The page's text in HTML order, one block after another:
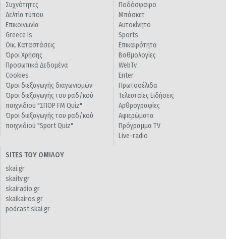
Συχνότητες
Δελτία τύπου
Επικοινωνία
Greece Is
Οικ. Καταστάσεις
Όροι Χρήσης
Προσωπικά Δεδομένα
Cookies
Όροι διεξαγωγής διαγωνισμών
Όροι διεξαγωγής του ραδ/κού
παιχνιδιού "ΣΠΟΡ FM Quiz"
Όροι διεξαγωγής του ραδ/κού
παιχνιδιού "Sport Quiz"
Ποδόσφαιρο
Μπάσκετ
Αυτοκίνητο
Sports
Επικαιρότητα
Βαθμολογίες
WebTv
Enter
Πρωτοσέλιδα
Τελευταίες Ειδήσεις
Αρθρογραφίες
Αφιερώματα
Πρόγραμμα TV
Live-radio
SITES ΤΟΥ ΟΜΙΛΟΥ
skai.gr
skaitv.gr
skairadio.gr
skaikairos.gr
podcast.skai.gr